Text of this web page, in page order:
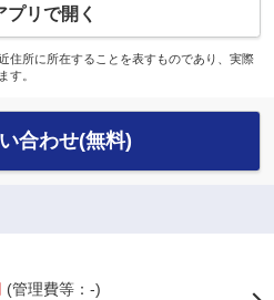
プリで開く
住所に所在することを表すものであり、実際
す。
合わせ(無料)
(管理費等：-)